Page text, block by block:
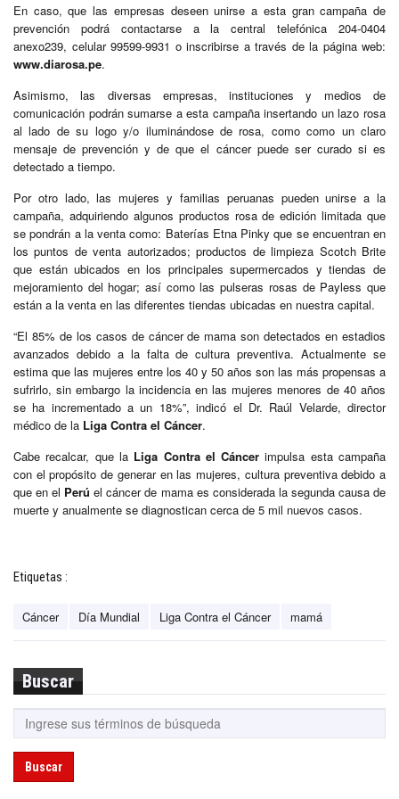
En caso, que las empresas deseen unirse a esta gran campaña de
prevención podrá contactarse a la central telefónica 204-0404
anexo239, celular 99599-9931 o inscribirse a través de la página web:
www.diarosa.pe.
Asimismo, las diversas empresas, instituciones y medios de
comunicación podrán sumarse a esta campaña insertando un lazo rosa
al lado de su logo y/o iluminándose de rosa, como como un claro
mensaje de prevención y de que el cáncer puede ser curado si es
detectado a tiempo.
Por otro lado, las mujeres y familias peruanas pueden unirse a la
campaña, adquiriendo algunos productos rosa de edición limitada que
se pondrán a la venta como: Baterías Etna Pinky que se encuentran en
los puntos de venta autorizados; productos de limpieza Scotch Brite
que están ubicados en los principales supermercados y tiendas de
mejoramiento del hogar; así como las pulseras rosas de Payless que
están a la venta en las diferentes tiendas ubicadas en nuestra capital.
“El 85% de los casos de cáncer de mama son detectados en estadios
avanzados debido a la falta de cultura preventiva. Actualmente se
estima que las mujeres entre los 40 y 50 años son las más propensas a
sufrirlo, sin embargo la incidencia en las mujeres menores de 40 años
se ha incrementado a un 18%”, indicó el Dr. Raúl Velarde, director
médico de la Liga Contra el Cáncer.
Cabe recalcar, que la Liga Contra el Cáncer impulsa esta campaña
con el propósito de generar en las mujeres, cultura preventiva debido a
que en el Perú el cáncer de mama es considerada la segunda causa de
muerte y anualmente se diagnostican cerca de 5 mil nuevos casos.
Etiquetas :
Cáncer Día Mundial Liga Contra el Cáncer mamá
Buscar
Buscar